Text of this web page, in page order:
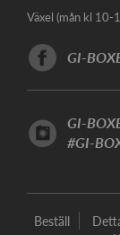
Växel (mån kl
GI-
GI-
#GI-
Beställ